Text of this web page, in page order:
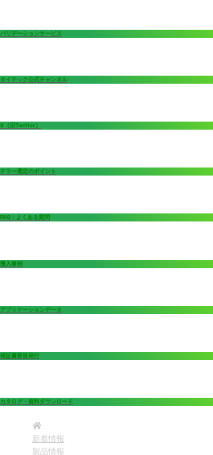
バリデーションサービス
タイテック公式チャンネル
X（旧Twitter）
チラー選定のポイント
FAQ：よくある質問
導入事例
アプリケーションデータ
保証書新規発行
カタログ・資料ダウンロード
新着情報
製品情報